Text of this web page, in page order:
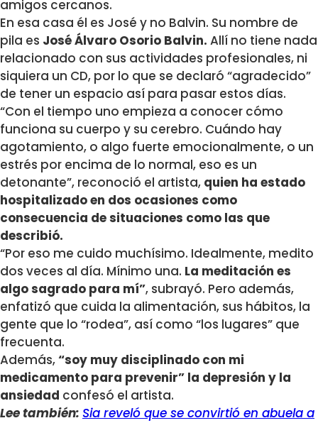
amigos cercanos.
En esa casa él es José y no Balvin. Su nombre de
pila es José Álvaro Osorio Balvin. Allí no tiene nada
relacionado con sus actividades profesionales, ni
siquiera un CD, por lo que se declaró “agradecido”
de tener un espacio así para pasar estos días.
“Con el tiempo uno empieza a conocer cómo
funciona su cuerpo y su cerebro. Cuándo hay
agotamiento, o algo fuerte emocionalmente, o un
estrés por encima de lo normal, eso es un
detonante”, reconoció el artista, quien ha estado
hospitalizado en dos ocasiones como
consecuencia de situaciones como las que
describió.
“Por eso me cuido muchísimo. Idealmente, medito
dos veces al día. Mínimo una. La meditación es
algo sagrado para mí”, subrayó. Pero además,
enfatizó que cuida la alimentación, sus hábitos, la
gente que lo “rodea”, así como “los lugares” que
frecuenta.
Además,“soy muy disciplinado con mi
medicamento para prevenir” la depresión y la
ansiedad confesó el artista.
Lee también: Sia reveló que se convirtió en abuela a